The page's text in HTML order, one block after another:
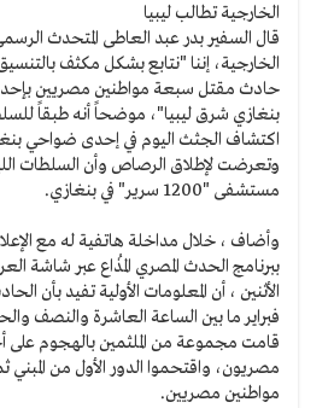
الخارجية تطالب ليبيا
قال السفير بدر عبد العاطى المتحدث
الخارجية، إننا "نتابع بشكل مكثف
حادث مقتل سبعة مواطنين مصريين
بنغازي شرق ليبيا"، موضحاً أنه طبقاً
اكتشاف الجثث اليوم في إحدى ضواحي
وتعرضت لإطلاق الرصاص وأن السلطات
مستشفى "1200 سرير" في بنغازي.
وأضاف ، خلال مداخلة هاتفية له مع
ببرنامج الحدث المصري المُذاع عبر شاشة
فبراير ما بين الساعة العاشرة والنصف
قامت مجموعة من الملثمين بالهجوم على
مصريون، واقتحموا الدور الأول من المبني
مواطنين مصريين.